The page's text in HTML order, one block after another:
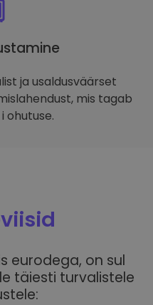
ja usaldusväärset
mis tagab
ohutuse.
eurodega, on sul
täiesti turvalistele